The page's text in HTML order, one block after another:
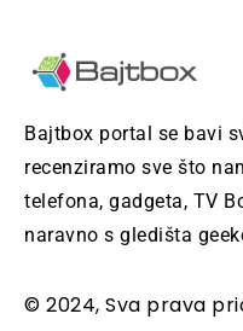
Bajtbox portal se bavi
recenziramo sve što
telefona, gadgeta, TV
naravno s gledišta
© 2024, Sva prava